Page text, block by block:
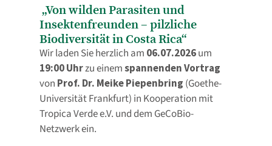
„Von wilden Parasiten und
Insektenfreunden – pilzliche
Biodiversität in Costa Rica“
Wir laden Sie herzlich am 06.07.2026um
19:00 Uhrzu einemspannenden Vortrag
von Prof. Dr. Meike Piepenbring (Goethe-
Universität Frankfurt) in Kooperation mit
Tropica Verde e.V. und dem GeCoBio-
Netzwerk ein.